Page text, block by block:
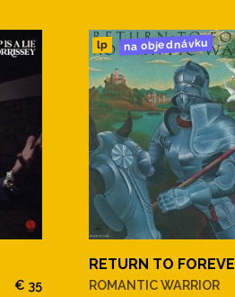
€ 35
lp na objednávku
RETURN TO
ROMANTIC WARRIOR